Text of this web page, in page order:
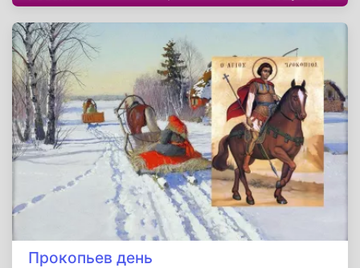
почему-то выбрали 5 декабря и назвали этот
день несносным.
Прокопьев день